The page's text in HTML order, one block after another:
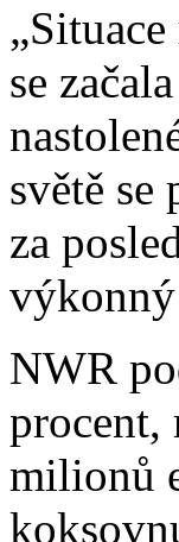
se
světě
za
výkonný
NWR
procent,
milionů